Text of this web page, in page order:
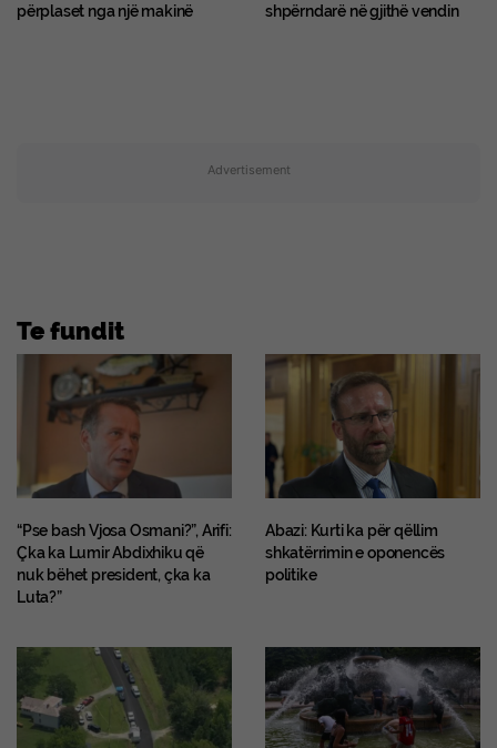
përplaset nga një makinë
shpërndarë në gjithë vendin
Advertisement
Te fundit
“Pse bash Vjosa Osmani?”, Arifi:
Çka ka Lumir Abdixhiku që
nuk bëhet president, çka ka
Luta?”
Abazi: Kurti ka për qëllim
shkatërrimin e oponencës
politike